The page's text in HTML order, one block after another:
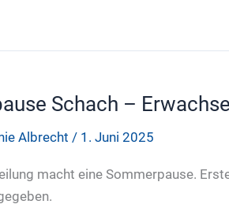
Schach –
Albrecht / 1. Juni 2025
macht eine Sommerpause.